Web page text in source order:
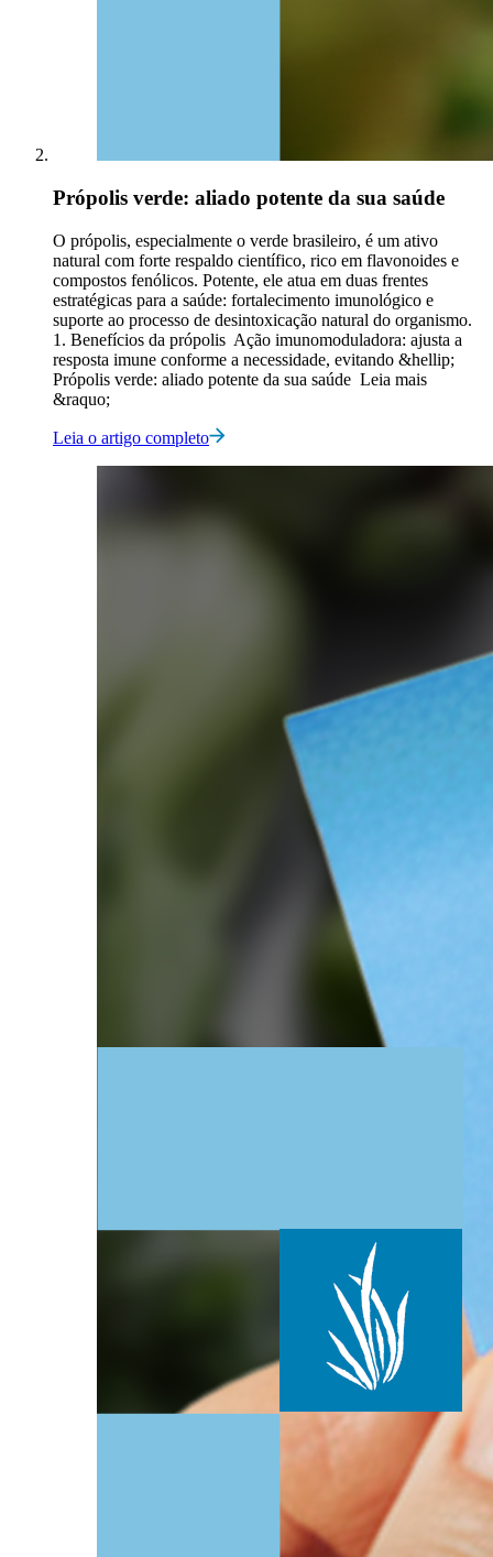
Própolis verde: aliado potente da sua saúde
O própolis, especialmente o verde brasileiro, é um ativo
natural com forte respaldo científico, rico em flavonoides e
compostos fenólicos. Potente, ele atua em duas frentes
estratégicas para a saúde: fortalecimento imunológico e
suporte ao processo de desintoxicação natural do organismo.
1. Benefícios da própolis Ação imunomoduladora: ajusta a
resposta imune conforme a necessidade, evitando &hellip;
Própolis verde: aliado potente da sua saúde Leia mais
&raquo;
Leia o artigo completo